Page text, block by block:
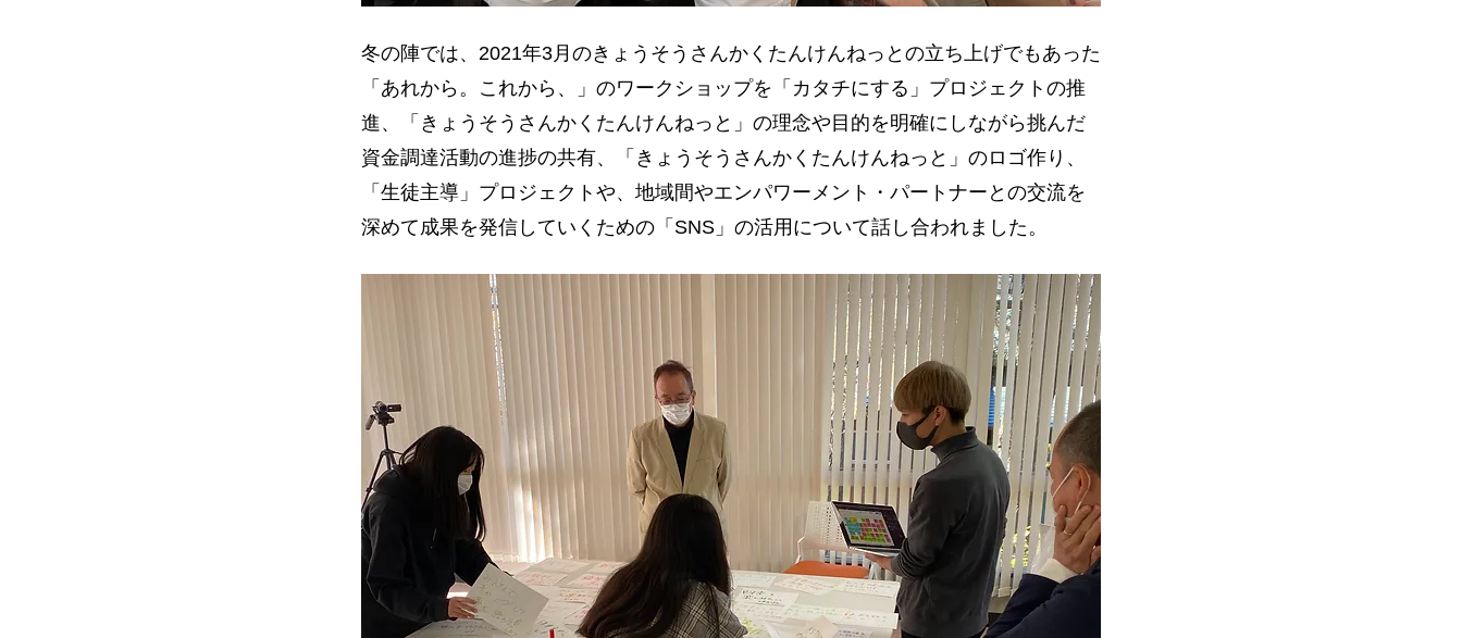
冬の陣では、2021年3月のきょうそうさんかくたんけんねっとの立ち上げでもあった
「あれから。これから、」のワークショップを「カタチにする」プロジェクトの推
進、「きょうそうさんかくたんけんねっと」の理念や目的を明確にしながら挑んだ
資金調達活動の進捗の共有、「きょうそうさんかくたんけんねっと」のロゴ作り、
「生徒主導」プロジェクトや、地域間やエンパワーメント・パートナーとの交流を
深めて成果を発信していくための「SNS」の活用について話し合われました。